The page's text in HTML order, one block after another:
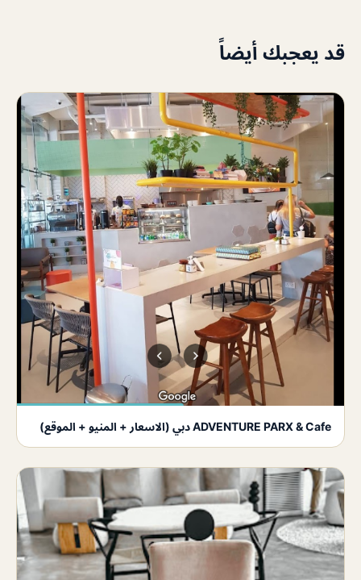
قد يعجبك أيضاً
ADVENTURE PARX & Cafe دبي (الاسعار + المنيو + الموقع)